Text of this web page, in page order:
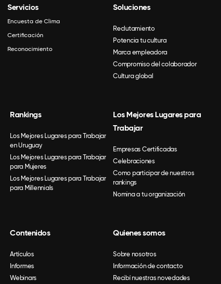
Servicios
Encuesta de Clima
Certificación
Reconocimiento
Soluciones
Reclutamiento
Potencia tu cultura
Marca empleadora
Compromiso del colaborador
Cultura global
Rankings
Los Mejores Lugares para Trabajar
en Uruguay
Los Mejores Lugares para Trabajar
para Mujeres
Los Mejores Lugares para Trabajar
para Millennials
Los Mejores Lugares para
Trabajar
Empresas Certificadas
Celebraciones
Como participar de nuestros
rankings
Nomina a tu organización
Contenidos
Artículos
Informes
Webinars
Quienes somos
Sobre nosotros
Información de contacto
Recibí nuestras novedades